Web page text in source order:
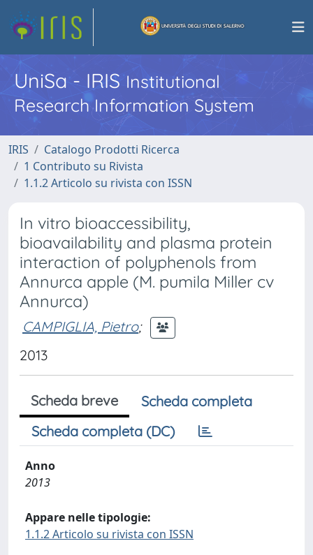
UniSa - IRISInstitutional
Research Information System
IRIS
Catalogo Prodotti Ricerca
1 Contributo su Rivista
1.1.2 Articolo su rivista con ISSN
In vitro bioaccessibility,
bioavailability and plasma protein
interaction of polyphenols from
Annurca apple (M. pumila Miller cv
Annurca)
CAMPIGLIA, Pietro;
2013
Scheda breve
Scheda completa
Scheda completa (DC)
Anno
2013
Appare nelle tipologie:
1.1.2 Articolo su rivista con ISSN